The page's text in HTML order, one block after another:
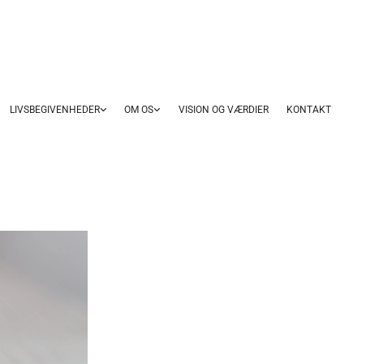
LIVSBEGIVENHEDER OM OS VISION OG VÆRDIER KONTAKT